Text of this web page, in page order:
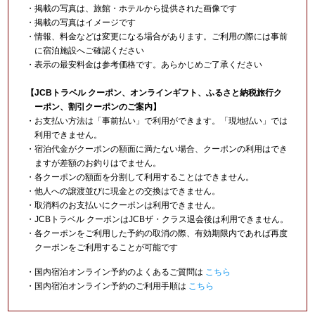
・掲載の写真は、旅館・ホテルから提供された画像です
・掲載の写真はイメージです
・情報、料金などは変更になる場合があります。ご利用の際には事前
に宿泊施設へご確認ください
・表示の最安料金は参考価格です。あらかじめご了承ください
【JCBトラベル クーポン、オンラインギフト、ふるさと納税旅行ク
ーポン、割引クーポンのご案内】
・お支払い方法は「事前払い」で利用ができます。「現地払い」では
利用できません。
・宿泊代金がクーポンの額面に満たない場合、クーポンの利用はでき
ますが差額のお釣りはでません。
・各クーポンの額面を分割して利用することはできません。
・他人への譲渡並びに現金との交換はできません。
・取消料のお支払いにクーポンは利用できません。
・JCBトラベル クーポンはJCBザ・クラス退会後は利用できません。
・各クーポンをご利用した予約の取消の際、有効期限内であれば再度
クーポンをご利用することが可能です
・国内宿泊オンライン予約のよくあるご質問は こちら
・国内宿泊オンライン予約のご利用手順は こちら